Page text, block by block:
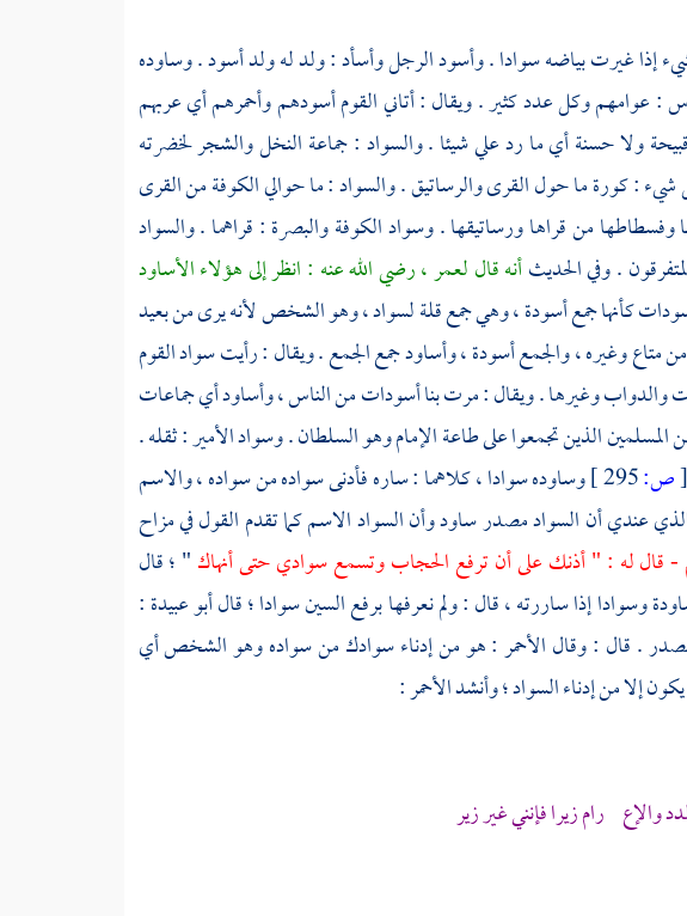
إذا غيرت بياضه سوادا . وأسود الرجل وأسأد : ولد له ولد أسود . وساوده
: عوامهم وكل عدد كثير . ويقال : أتاني القوم أسودهم وأحمرهم أي عربهم
ولا حسنة أي ما رد علي شيئا . والسواد : جماعة النخل والشجر لخضرته
: كورة ما حول القرى والرساتيق . والسواد : ما حوالي الكوفة من القرى
وفسطاطها من قراها ورساتيقها . وسوادالكوفةوالبصرة: قراهما . والسواد
. وفي الحديثأنه قاللعمر، رضي الله عنه : انظر إلى هؤلاء الأساود
كأنها جمع أسودة ، وهي جمع قلة لسواد ، وهو الشخص لأنه يرى من بعيد
وغيره ، والجمع أسودة ، وأساود جمع الجمع . ويقال : رأيت سواد القوم
وغيرها . ويقال : مرت بنا أسودات من الناس ، وأساود أي جماعات
الذين تجمعوا على طاعة الإمام وهو السلطان . وسواد الأمير : ثقله .
[ص:
وساوده سوادا ، كلاهما : ساره فأدنى سواده من سواده ، والاسم
عندي أن السواد مصدر ساود وأن السواد الاسم كما تقدم القول في مزاح
- قال له : " أذنك على أن ترفع الحجاب وتسمع سوادي حتى أنهاك" ؛ قال
وسوادا إذا ساررته ، قال : ولم نعرفها برفع السين سوادا ؛ قالأبو عبيدة:
. قال : وقالالأحمر: هو من إدناء سوادك من سواده وهو الشخص أي
إلا من إدناء السواد ؛ وأنشدالأحمر:
والإع رام زيرا فإنني غير زير